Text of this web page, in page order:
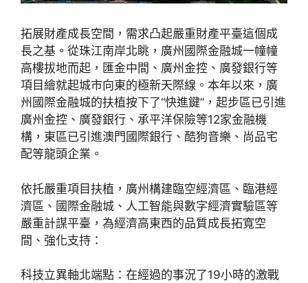
拓展財產成長空間，需求凸起嚴重財產平臺這個成
長之基。從珠江南岸北眺，廣州國際金融城一幢幢
高樓拔地而起，匯金中間、廣州金控、廣發銀行等
項目繪就起城市向東的極新天際線。本年以來，廣
州國際金融城的扶植按下了“快進鍵”，起步區已引進
廣州金控、廣發銀行、承平洋保險等12家金融機
構，東區已引進澳門國際銀行、酷狗音樂、尚品宅
配等龍頭企業。
依托嚴重項目扶植，廣州構建臨空經濟區、臨港經
濟區、國際金融城、人工智能與數字經濟實驗區等
嚴重計謀平臺，為經濟高東西的品質成長拓寬空
間、強化支持：
科技立異軸北端點：在經過的事況了19小時的激戰